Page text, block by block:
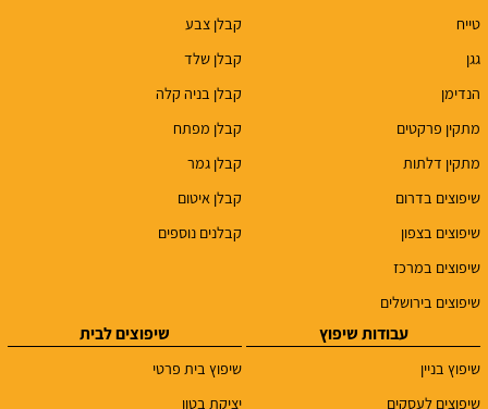
טייח
גגן
הנדימן
מתקין פרקטים
מתקין דלתות
שיפוצים בדרום
שיפוצים בצפון
שיפוצים במרכז
שיפוצים בירושלים
קבלן צבע
קבלן שלד
קבלן בניה קלה
קבלן מפתח
קבלן גמר
קבלן איטום
קבלנים נוספים
עבודות שיפוץ
שיפוץ בניין
שיפוצים לעסקים
שיפוצים לבית
שיפוץ בית פרטי
יציקת בטון